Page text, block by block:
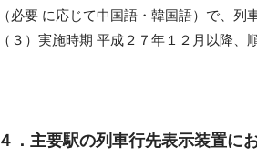
（必要 に応じて中国語・韓国語）で、列
（３）実施時期 平成２７年１２月以降、
４．主要駅の列車行先表示装置に